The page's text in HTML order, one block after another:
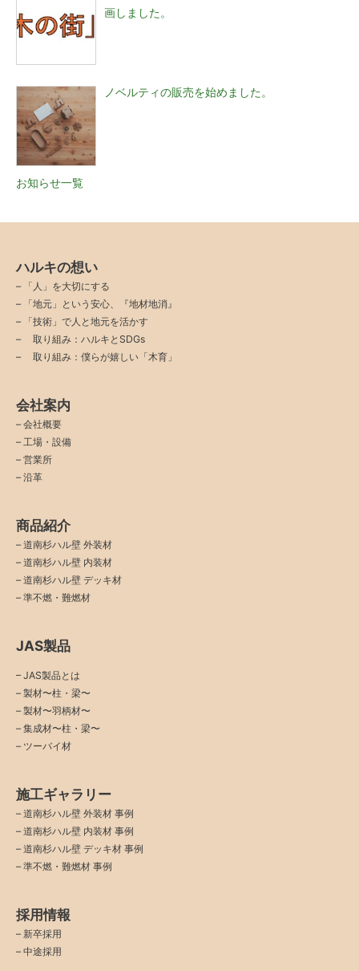
画しました。
ノベルティの販売を始めました。
お知らせ一覧
ハルキの想い
–
「人」を大切にする
–
「地元」という安心、『地材地消』
–
「技術」で人と地元を活かす
–
取り組み：ハルキとSDGs
–
取り組み：僕らが嬉しい「木育」
会社案内
– 会社概要
– 工場・設備
– 営業所
– 沿革
商品紹介
– 道南杉ハル壁 外装材
– 道南杉ハル壁 内装材
– 道南杉ハル壁 デッキ材
– 準不燃・難燃材
JAS製品
– JAS製品とは
– 製材〜柱・梁〜
– 製材〜羽柄材〜
– 集成材〜柱・梁〜
– ツーバイ材
施工ギャラリー
– 道南杉ハル壁 外装材 事例
– 道南杉ハル壁 内装材 事例
– 道南杉ハル壁 デッキ材 事例
– 準不燃・難燃材 事例
採用情報
– 新卒採用
– 中途採用